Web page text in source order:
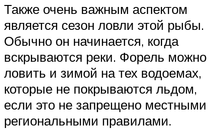
Также очень важным аспектом
является сезон ловли этой рыбы.
Обычно он начинается, когда
вскрываются реки. Форель можно
ловить и зимой на тех водоемах,
которые не покрываются льдом,
если это не запрещено местными
региональными правилами.